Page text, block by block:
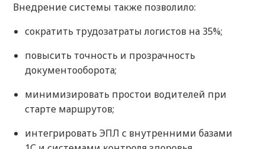
Внедрение системы также позволило:
сократить трудозатраты логистов на 35%;
повысить точность и прозрачность
документооборота;
минимизировать простои водителей при
старте маршрутов;
интегрировать ЭПЛ с внутренними базами